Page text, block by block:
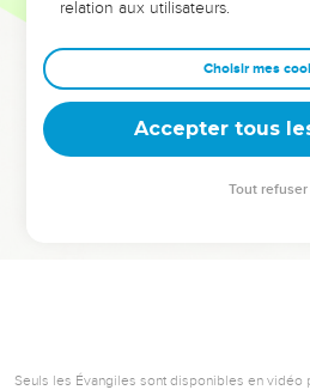
Dans cette conférence, leaders,
clés pour avancer avec plus de
deviennent vos tremplins. Que
équipe, un groupe ou une famille,
Seuls les Évangiles sont disponibles en vidéo
relation aux utilisateurs.
Choisir mes
Accepter tous
Tout refuser